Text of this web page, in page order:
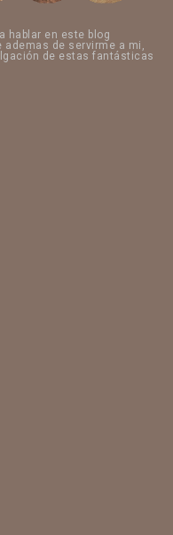
hablar en este blog
de servirme a mi,
de estas fantásticas